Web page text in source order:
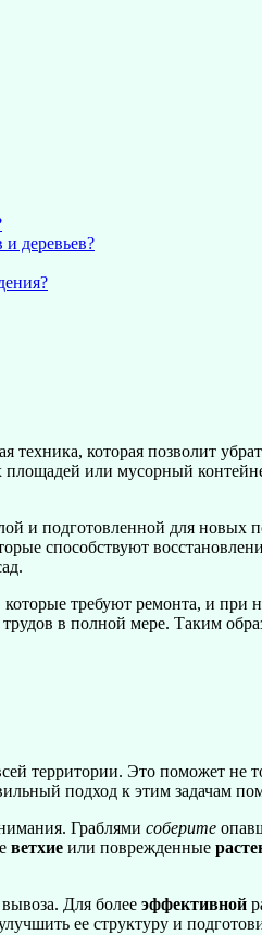
деревьев?
которая позволит
или мусорный
и подготовленной для новых
способствуют
требуют ремонта, и при
трудов в полной мере. Таким
территории. Это поможет не
подход к этим задачам
Граблями соберите
ветхие или поврежденные
Для более эффективной
ее структуру и